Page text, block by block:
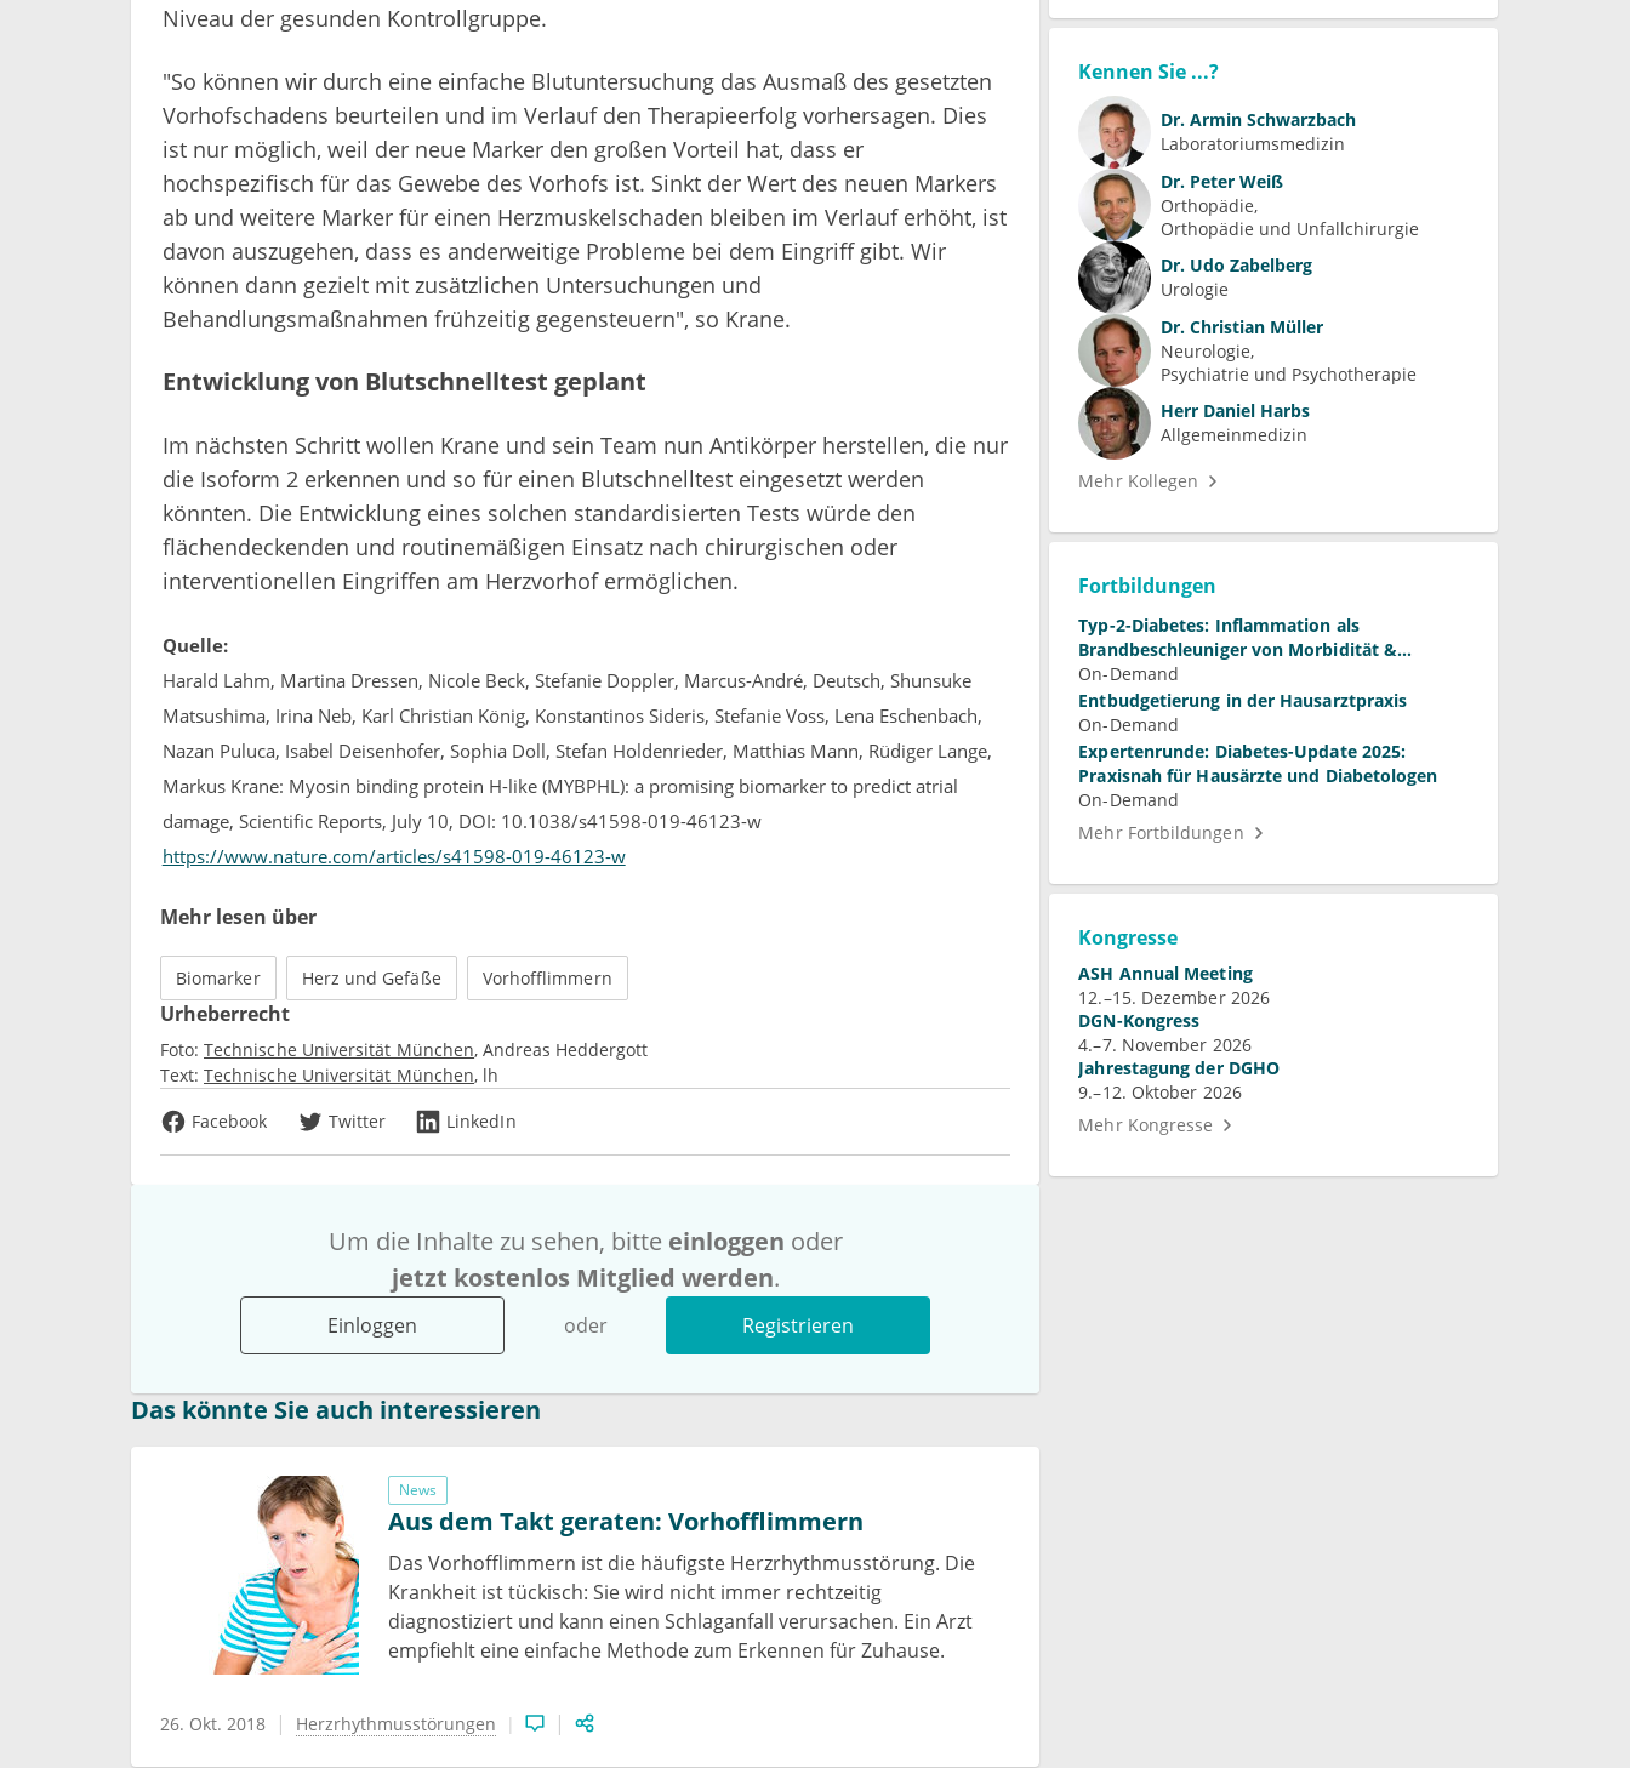
Niveau der gesunden Kontrollgruppe.
"So können wir durch eine einfache Blutuntersuchung das Ausmaß des gesetzten
Vorhofschadens beurteilen und im Verlauf den Therapieerfolg vorhersagen. Dies
ist nur möglich, weil der neue Marker den großen Vorteil hat, dass er
hochspezifisch für das Gewebe des Vorhofs ist. Sinkt der Wert des neuen Markers
ab und weitere Marker für einen Herzmuskelschaden bleiben im Verlauf erhöht, ist
davon auszugehen, dass es anderweitige Probleme bei dem Eingriff gibt. Wir
können dann gezielt mit zusätzlichen Untersuchungen und
Behandlungsmaßnahmen frühzeitig gegensteuern", so Krane.
Entwicklung von Blutschnelltest geplant
Im nächsten Schritt wollen Krane und sein Team nun Antikörper herstellen, die nur
die Isoform 2 erkennen und so für einen Blutschnelltest eingesetzt werden
könnten. Die Entwicklung eines solchen standardisierten Tests würde den
flächendeckenden und routinemäßigen Einsatz nach chirurgischen oder
interventionellen Eingriffen am Herzvorhof ermöglichen.
Quelle:
Harald Lahm, Martina Dressen, Nicole Beck, Stefanie Doppler, Marcus-André, Deutsch, Shunsuke
Matsushima, Irina Neb, Karl Christian König, Konstantinos Sideris, Stefanie Voss, Lena Eschenbach,
Nazan Puluca, Isabel Deisenhofer, Sophia Doll, Stefan Holdenrieder, Matthias Mann, Rüdiger Lange,
Markus Krane: Myosin binding protein H-like (MYBPHL): a promising biomarker to predict atrial
damage, Scientific Reports, July 10, DOI: 10.1038/s41598-019-46123-w
https://www.nature.com/articles/s41598-019-46123-w
Mehr lesen über
Biomarker Herz und Gefäße Vorhofflimmern
Urheberrecht
Foto: Technische Universität München Andreas Heddergott
Text: Technische Universität München lh
Facebook
Twitter LinkedIn
Um die Inhalte zu sehen, bitte einloggen oder
jetzt kostenlos Mitglied werden.
Einloggen oder Registrieren
Das könnte Sie auch interessieren
News
Aus dem Takt geraten: Vorhofflimmern
Das Vorhofflimmern ist die häufigste Herzrhythmusstörung. Die
Krankheit ist tückisch: Sie wird nicht immer rechtzeitig
diagnostiziert und kann einen Schlaganfall verursachen. Ein Arzt
empfiehlt eine einfache Methode zum Erkennen für Zuhause.
26. Okt. 2018 Herzrhythmusstörungen
Kennen Sie ...?
Dr. Armin Schwarzbach
Laboratoriumsmedizin
Dr. Peter Weiß
Orthopädie
Orthopädie und Unfallchirurgie
Dr. Udo Zabelberg
Urologie
Dr. Christian Müller
Neurologie
Psychiatrie und Psychotherapie
Herr Daniel Harbs
Allgemeinmedizin
Mehr Kollegen
Fortbildungen
Typ-2-Diabetes: Inflammation als
Brandbeschleuniger von Morbidität &
Mortalität?
On-Demand
Entbudgetierung in der Hausarztpraxis
On-Demand
Expertenrunde: Diabetes-Update 2025:
Praxisnah für Hausärzte und Diabetologen
On-Demand
Mehr Fortbildungen
Kongresse
ASH Annual Meeting
12.–15. Dezember 2026
DGN-Kongress
4.–7. November 2026
Jahrestagung der DGHO
9.–12. Oktober 2026
Mehr Kongresse